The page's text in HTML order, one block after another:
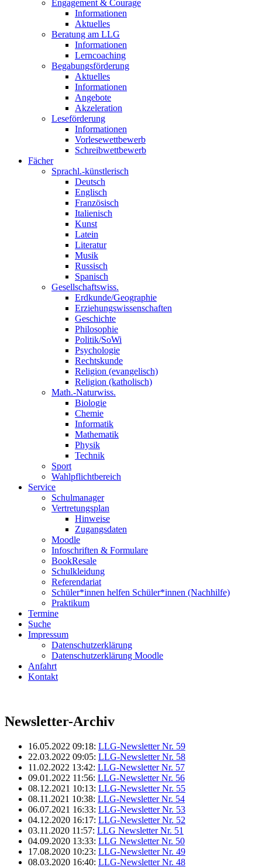
Engagement & Courage
Informationen
Aktuelles
Beratung am LLG
Informationen
Lerncoaching
Begabungsförderung
Aktuelles
Informationen
Angebote
Akzeleration
Leseförderung
Informationen
Vorlesewettbewerb
Schreibwettbewerb
Fächer
Sprachl.-künstlerisch
Deutsch
Englisch
Französisch
Italienisch
Kunst
Latein
Literatur
Musik
Russisch
Spanisch
Gesellschaftswiss.
Erdkunde/Geographie
Erziehungswissenschaften
Geschichte
Philosophie
Politik/SoWi
Psychologie
Rechtskunde
Religion (evangelisch)
Religion (katholisch)
Math.-Naturwiss.
Biologie
Chemie
Informatik
Mathematik
Physik
Technik
Sport
Wahlpflichtbereich
Service
Schulmanager
Vertretungsplan
Hinweise
Zugangsdaten
Moodle
Infoschriften & Formulare
BookResale
Schulkleidung
Referendariat
Schüler*innen helfen Schüler*innen (Nachhilfe)
Praktikum
Termine
Suche
Impressum
Datenschutzerklärung
Datenschutzerklärung Moodle
Anfahrt
Kontakt
Newsletter-Archiv
16.05.2022 09:18: LLG-Newsletter Nr. 59
22.03.2022 09:05: LLG-Newsletter Nr. 58
11.02.2022 13:42: LLG-Newsletter Nr. 57
09.01.2022 11:56: LLG-Newsletter Nr. 56
08.12.2021 10:13: LLG-Newsletter Nr. 55
08.11.2021 10:38: LLG-Newsletter Nr. 54
06.07.2021 16:33: LLG-Newsletter Nr. 53
04.12.2020 16:17: LLG-Newsletter Nr. 52
03.11.2020 11:57: LLG Newsletter Nr. 51
04.09.2020 13:33: LLG Newsletter Nr. 50
17.08.2020 10:23: LLG-Newsletter Nr. 49
08.03.2020 16:40: LLG-Newsletter Nr. 48